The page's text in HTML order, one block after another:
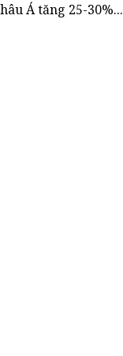
Á tăng 25-30%...